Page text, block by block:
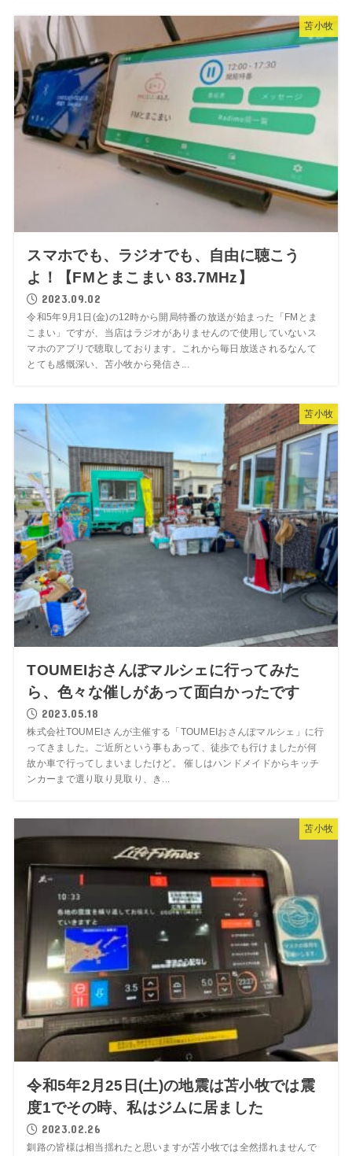
苫小牧
スマホでも、ラジオでも、自由に聴こう
よ！【FMとまこまい 83.7MHz】
2023.09.02
令和5年9月1日(金)の12時から開局特番の放送が始まった「FMとま
こまい」ですが、当店はラジオがありませんので使用していないス
マホのアプリで聴取しております。これから毎日放送されるなんて
とても感慨深い、苫小牧から発信さ...
苫小牧
TOUMEIおさんぽマルシェに行ってみた
ら、色々な催しがあって面白かったです
2023.05.18
株式会社TOUMEIさんが主催する「TOUMEIおさんぽマルシェ」に行
ってきました。ご近所という事もあって、徒歩でも行けましたが何
故か車で行ってしまいましたけど。 催しはハンドメイドからキッチ
ンカーまで選り取り見取り、き...
苫小牧
令和5年2月25日(土)の地震は苫小牧では震
度1でその時、私はジムに居ました
2023.02.26
釧路の皆様は相当揺れたと思いますが苫小牧では全然揺れませんで